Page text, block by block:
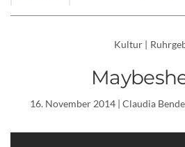
Kultur |
16. November 2014| Claudia